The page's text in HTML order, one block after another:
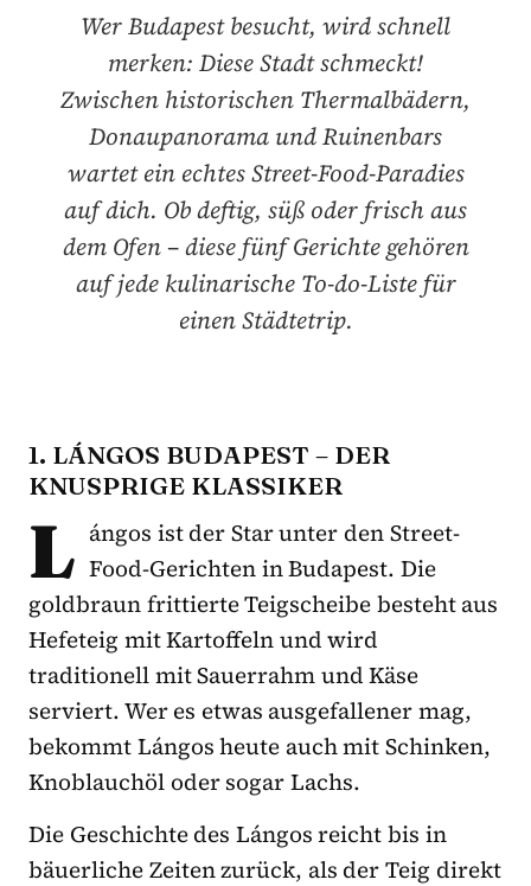
Wer Budapest besucht, wird schnell
merken: Diese Stadt schmeckt!
Zwischen historischen Thermalbädern,
Donaupanorama und Ruinenbars
wartet ein echtes Street-Food-Paradies
auf dich. Ob deftig, süß oder frisch aus
dem Ofen – diese fünf Gerichte gehören
auf jede kulinarische To-do-Liste für
einen Städtetrip.
1. LÁNGOS BUDAPEST – DER
KNUSPRIGE KLASSIKER
L ángos ist der Star unter den Street-
Food-Gerichten in Budapest. Die
goldbraun frittierte Teigscheibe besteht aus
Hefeteig mit Kartoffeln und wird
traditionell mit Sauerrahm und Käse
serviert. Wer es etwas ausgefallener mag,
bekommt Lángos heute auch mit Schinken,
Knoblauchöl oder sogar Lachs.
Die Geschichte des Lángos reicht bis in
bäuerliche Zeiten zurück, als der Teig direkt